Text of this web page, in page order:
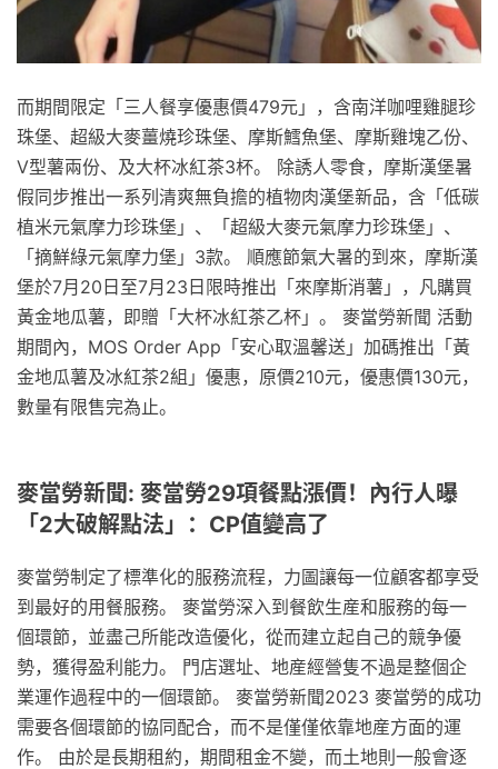
而期間限定「三人餐享優惠價479元」，含南洋咖哩雞腿珍
珠堡、超級大麥薑燒珍珠堡、摩斯鱈魚堡、摩斯雞塊乙份、
V型薯兩份、及大杯冰紅茶3杯。 除誘人零食，摩斯漢堡暑
假同步推出一系列清爽無負擔的植物肉漢堡新品，含「低碳
植米元氣摩力珍珠堡」、「超級大麥元氣摩力珍珠堡」、
「摘鮮綠元氣摩力堡」3款。 順應節氣大暑的到來，摩斯漢
堡於7月20日至7月23日限時推出「來摩斯消薯」，凡購買
黃金地瓜薯，即贈「大杯冰紅茶乙杯」。 麥當勞新聞 活動
期間內，MOS Order App「安心取溫馨送」加碼推出「黃
金地瓜薯及冰紅茶2組」優惠，原價210元，優惠價130元，
數量有限售完為止。
麥當勞新聞: 麥當勞29項餐點漲價！內行人曝
「2大破解點法」：CP值變高了
麥當勞制定了標準化的服務流程，力圖讓每一位顧客都享受
到最好的用餐服務。 麥當勞深入到餐飲生産和服務的每一
個環節，並盡己所能改造優化，從而建立起自己的競争優
勢，獲得盈利能力。 門店選址、地産經營隻不過是整個企
業運作過程中的一個環節。 麥當勞新聞2023 麥當勞的成功
需要各個環節的協同配合，而不是僅僅依靠地産方面的運
作。 由於是長期租約，期間租金不變，而土地則一般會逐